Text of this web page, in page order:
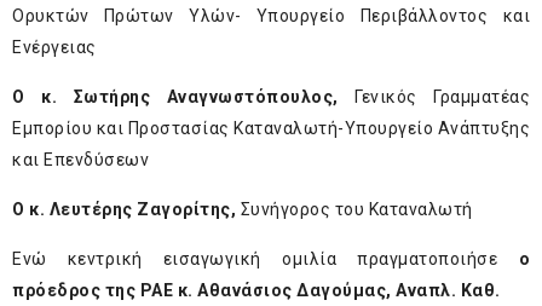
Ορυκτών Πρώτων Υλών- Υπουργείο Περιβάλλοντος και
Ενέργειας
Ο κ. Σωτήρης Αναγνωστόπουλος,
Γενικός Γραμματέας
Εμπορίου και Προστασίας Καταναλωτή-Υπουργείο Ανάπτυξης
και Επενδύσεων
Ο κ. Λευτέρης Ζαγορίτης, Συνήγορος του Καταναλωτή
Ενώ κεντρική εισαγωγική ομιλία πραγματοποιήσε ο
πρόεδρος της ΡΑΕ κ. Αθανάσιος Δαγούμας, Αναπλ. Καθ.